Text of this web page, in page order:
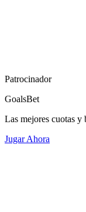
Patrocinador
GoalsBet
Las mejores cuotas y
Jugar Ahora